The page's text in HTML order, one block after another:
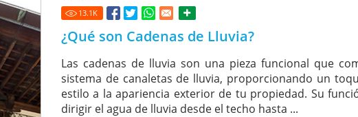
13.1 K
¿Qué son Cadenas de Lluvia?
Las cadenas de lluvia son una pieza funcional que
sistema de canaletas de lluvia, proporcionando un
estilo a la apariencia exterior de tu propiedad. Su
dirigir el agua de lluvia desde el techo hasta ...